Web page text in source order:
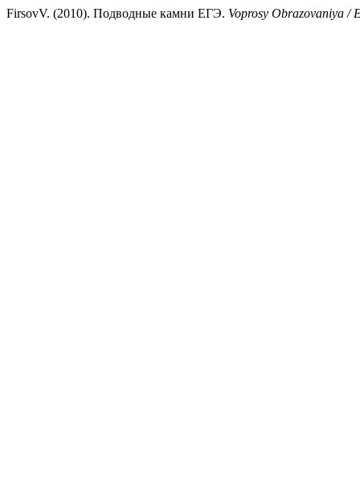
FirsovV. (2010). Подводные камни ЕГЭ. Voprosy Obrazovaniya /